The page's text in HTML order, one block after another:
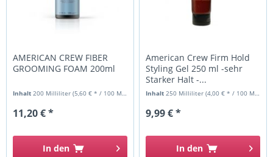
AMERICAN CREW FIBER
GROOMING FOAM 200ml
Inhalt 200 Milliliter(5,60 € * / 100 Milliliter)
11,20 € *
In den
American Crew Firm Hold
Styling Gel 250 ml -sehr
Starker Halt -...
Inhalt 250 Milliliter(4,00 € * / 100 Milliliter)
9,99 € *
In den